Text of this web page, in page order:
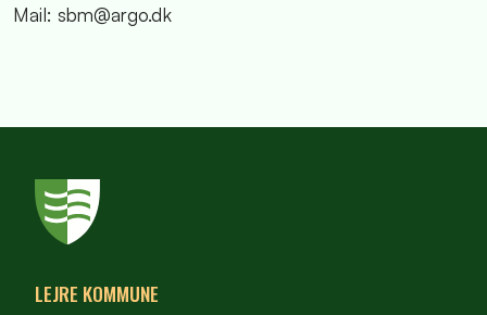
Mail: sbm@argo.dk
LEJRE KOMMUNE